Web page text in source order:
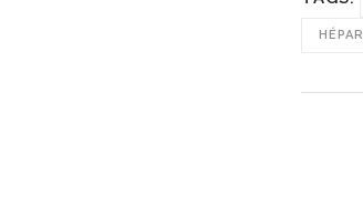
HÉPAR